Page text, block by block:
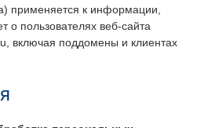
применяется к информации,
о пользователях веб-сайта
включая поддомены и клиентах